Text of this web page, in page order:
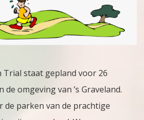
Trial staat gepland voor 26
de omgeving van ’s Graveland.
de parken van de prachtige